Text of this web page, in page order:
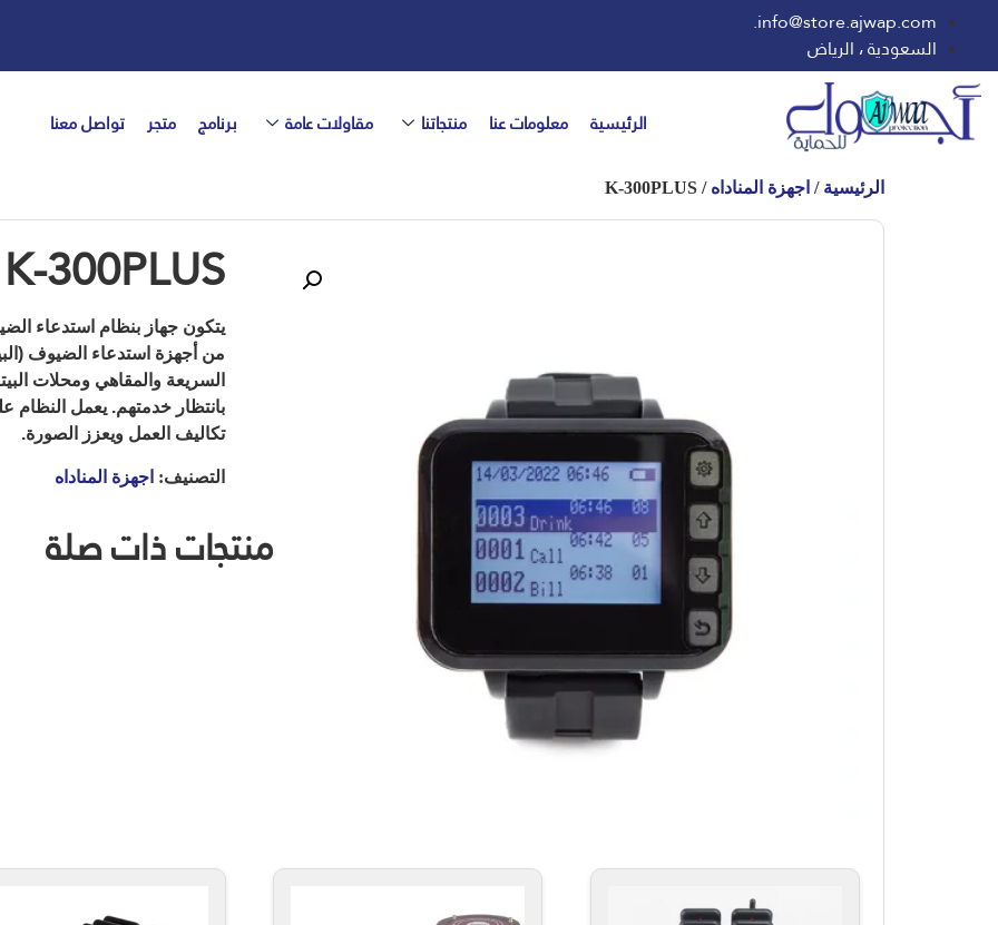
info@store.ajwap.com.
السعودية ، الرياض
الرئيسية معلومات عنا منتجاتنا مقاولات عامة برنامج متجر تواصل معنا
الرئيسية / اجهزة المناداه / K-300PLUS
K-300PLUS
يتكون جهاز بنظام استدعاء
من أجهزة استدعاء الضيوف
السريعة والمقاهي ومحلات
بانتظار خدمتهم. يعمل
تكاليف العمل ويعزز الصورة.
التصنيف: اجهزة المناداه
منتجات ذات صلة